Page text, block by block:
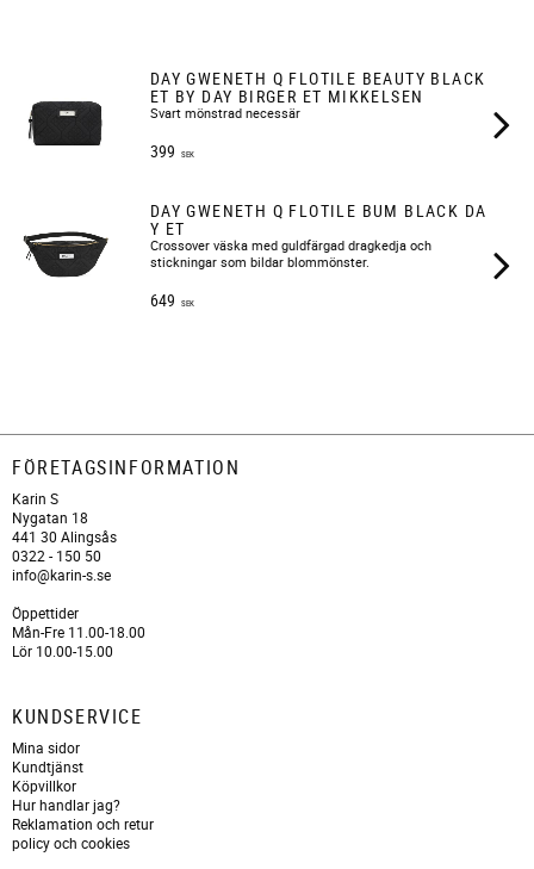
DAY GWENETH Q FLOTILE BEAUTY BLACK
ET BY DAY BIRGER ET MIKKELSEN
​Svart mönstrad necessär
399 SEK
DAY GWENETH Q FLOTILE BUM BLACK DA
Y ET
Crossover väska med guldfärgad dragkedja och
stickningar som bildar blommönster.
649 SEK
FÖRETAGSINFORMATION
Karin S
Nygatan 18
441 30 Alingsås
0322 - 150 50
info@karin-s.se
Öppettider
Mån-Fre 11.00-18.00
Lör 10.00-15.00
KUNDSERVICE
Mina sidor
Kundtjänst
Köpvillkor
Hur handlar jag?
Reklamation och retur
policy och cookies